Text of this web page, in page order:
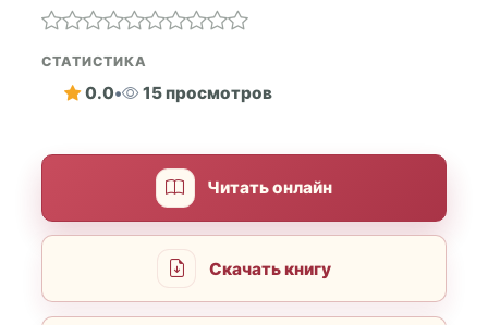
СТАТИСТИКА
0.0• 15 просмотров
Читать онлайн
Скачать книгу